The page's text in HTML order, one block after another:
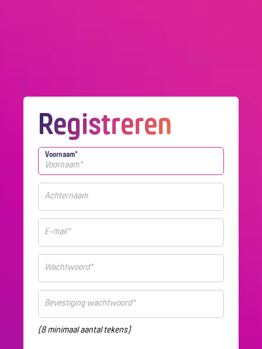
Registreren
Voornaam
(8 minimaal aantal tekens)